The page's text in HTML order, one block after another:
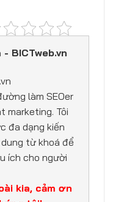
- BICTweb.vn
làm SEOer
marketing. Tôi
đa dạng kiến
từ khoá để
ích cho người
kia, cảm ơn